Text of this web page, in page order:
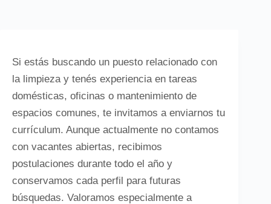
Si estás buscando un puesto relacionado con
la limpieza y tenés experiencia en tareas
domésticas, oficinas o mantenimiento de
espacios comunes, te invitamos a enviarnos tu
currículum. Aunque actualmente no contamos
con vacantes abiertas, recibimos
postulaciones durante todo el año y
conservamos cada perfil para futuras
búsquedas. Valoramos especialmente a